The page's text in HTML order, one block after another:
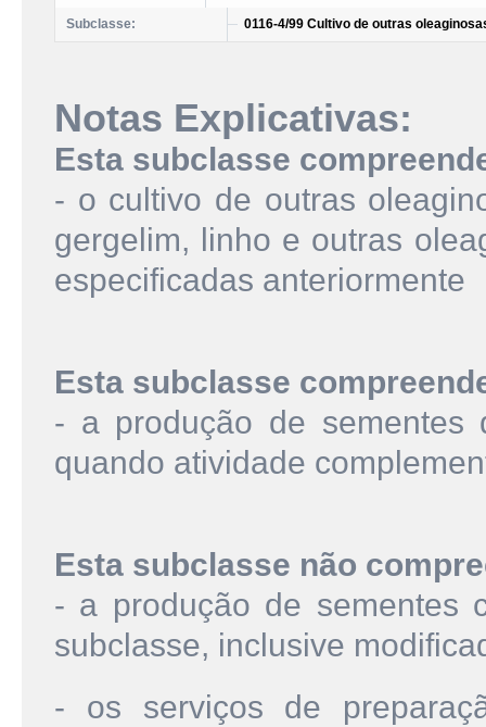
Subclasse: 0116-4/99 Cultivo de outras
Notas Explicativas:
Esta subclasse
- o cultivo de outras
gergelim, linho e outras
especificadas anteriormente
Esta subclasse
- a produção de sementes
quando atividade
Esta subclasse não
- a produção de sementes
subclasse, inclusive
- os serviços de